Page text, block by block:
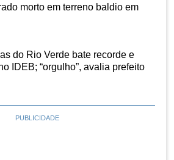
morto em terreno baldio em
do Rio Verde bate recorde e
IDEB; “orgulho”, avalia prefeito
PUBLICIDADE